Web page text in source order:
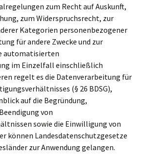
zum Recht auf Auskunft,
zum Widerspruchsrecht, zur
Kategorien personenbezogener
für andere Zwecke und zur
automatisierten
im Einzelfall einschließlich
regelt es die Datenverarbeitung für
(§ 26 BDSG),
auf die Begründung,
von
sowie die Einwilligung von
können Landesdatenschutzgesetze
zur Anwendung gelangen.